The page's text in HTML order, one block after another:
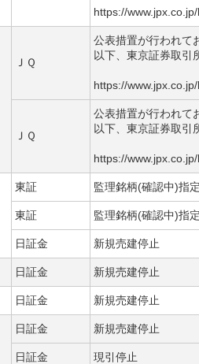
https://
ＪＱ
公表措置が行われて
以下、東京証券取引
https://
ＪＱ
公表措置が行われて
以下、東京証券取引
https://
東証 監理銘柄(確認中)指
東証 監理銘柄(確認中)指
日証金 新規売建停止
日証金 新規売建停止
日証金 新規売建停止
日証金 新規売建停止
日証金 現引停止